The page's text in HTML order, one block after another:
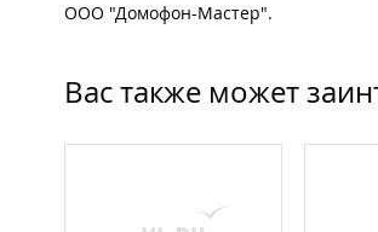
ООО "Домофон-Мастер".
Вас также может